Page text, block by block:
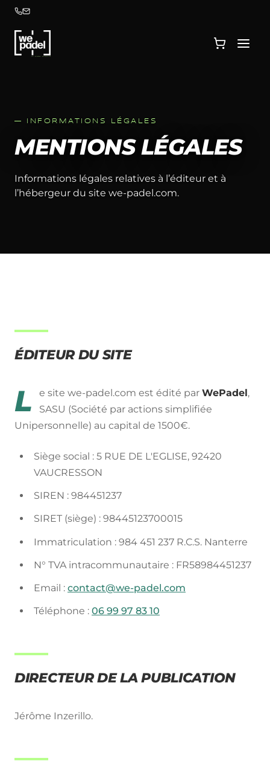
— INFORMATIONS LÉGALES
MENTIONS LÉGALES
Informations légales relatives à l’éditeur et à
l’hébergeur du site we-padel.com.
ÉDITEUR DU SITE
L e site we-padel.com est édité par WePadel,
SASU (Société par actions simplifiée
Unipersonnelle) au capital de 1500€.
Siège social : 5 RUE DE L'EGLISE, 92420
VAUCRESSON
SIREN : 984451237
SIRET (siège) : 98445123700015
Immatriculation : 984 451 237 R.C.S. Nanterre
N° TVA intracommunautaire : FR58984451237
Email : contact@we-padel.com
Téléphone : 06 99 97 83 10
DIRECTEUR DE LA PUBLICATION
Jérôme Inzerillo.